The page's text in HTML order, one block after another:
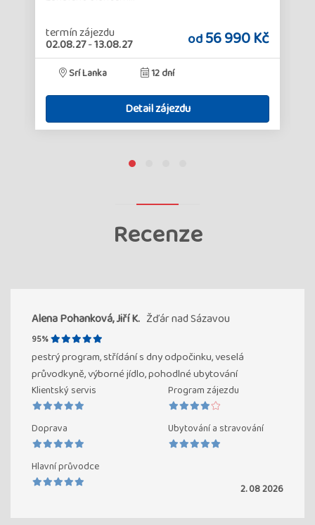
termín zájezdu
02.08.27-13.08.27 od56 990 Kč
Srí Lanka 12 dní
Detail zájezdu
Recenze
Alena Pohanková, Jiří K. Žďár nad Sázavou
95%
pestrý program, střídání s dny odpočinku, veselá
průvodkyně, výborné jídlo, pohodlné ubytování
Klientský servis Program zájezdu
Doprava Ubytování a stravování
Hlavní průvodce
2. 08 2026